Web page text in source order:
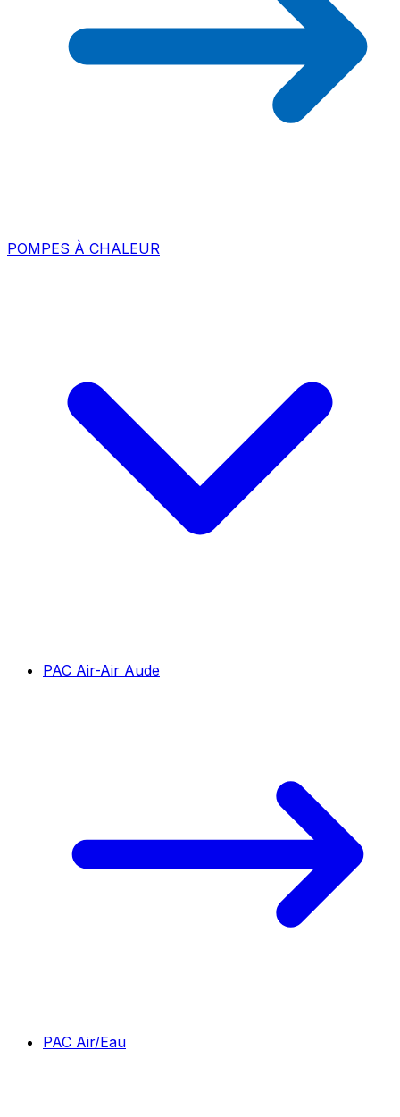
POMPES À CHALEUR
PAC Air-Air Aude
PAC Air/Eau